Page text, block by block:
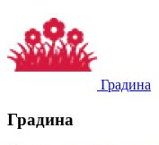
Градина
Градина